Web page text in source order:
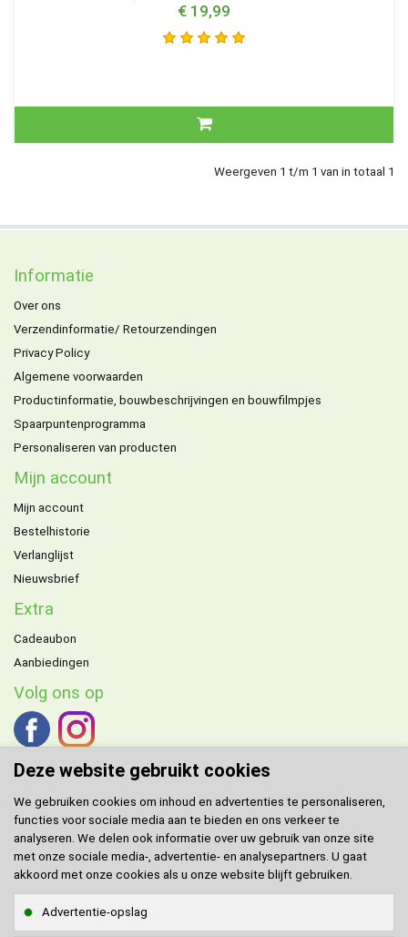
€ 19,99
Weergeven 1 t/m 1 van in totaal 1
Informatie
Over ons
Verzendinformatie/ Retourzendingen
Privacy Policy
Algemene voorwaarden
Productinformatie, bouwbeschrijvingen en bouwfilmpjes
Spaarpuntenprogramma
Personaliseren van producten
Mijn account
Mijn account
Bestelhistorie
Verlanglijst
Nieuwsbrief
Extra
Cadeaubon
Aanbiedingen
Volg ons op
DOMENECHagent voor de Benelux.
Klantenservice
Sitemap
Deze website gebruikt cookies
We gebruiken cookies om inhoud en advertenties te personaliseren,
functies voor sociale media aan te bieden en ons verkeer te
analyseren. We delen ook informatie over uw gebruik van onze site
met onze sociale media-, advertentie- en analysepartners. U gaat
akkoord met onze cookies als u onze website blijft gebruiken.
Advertentie-opslag